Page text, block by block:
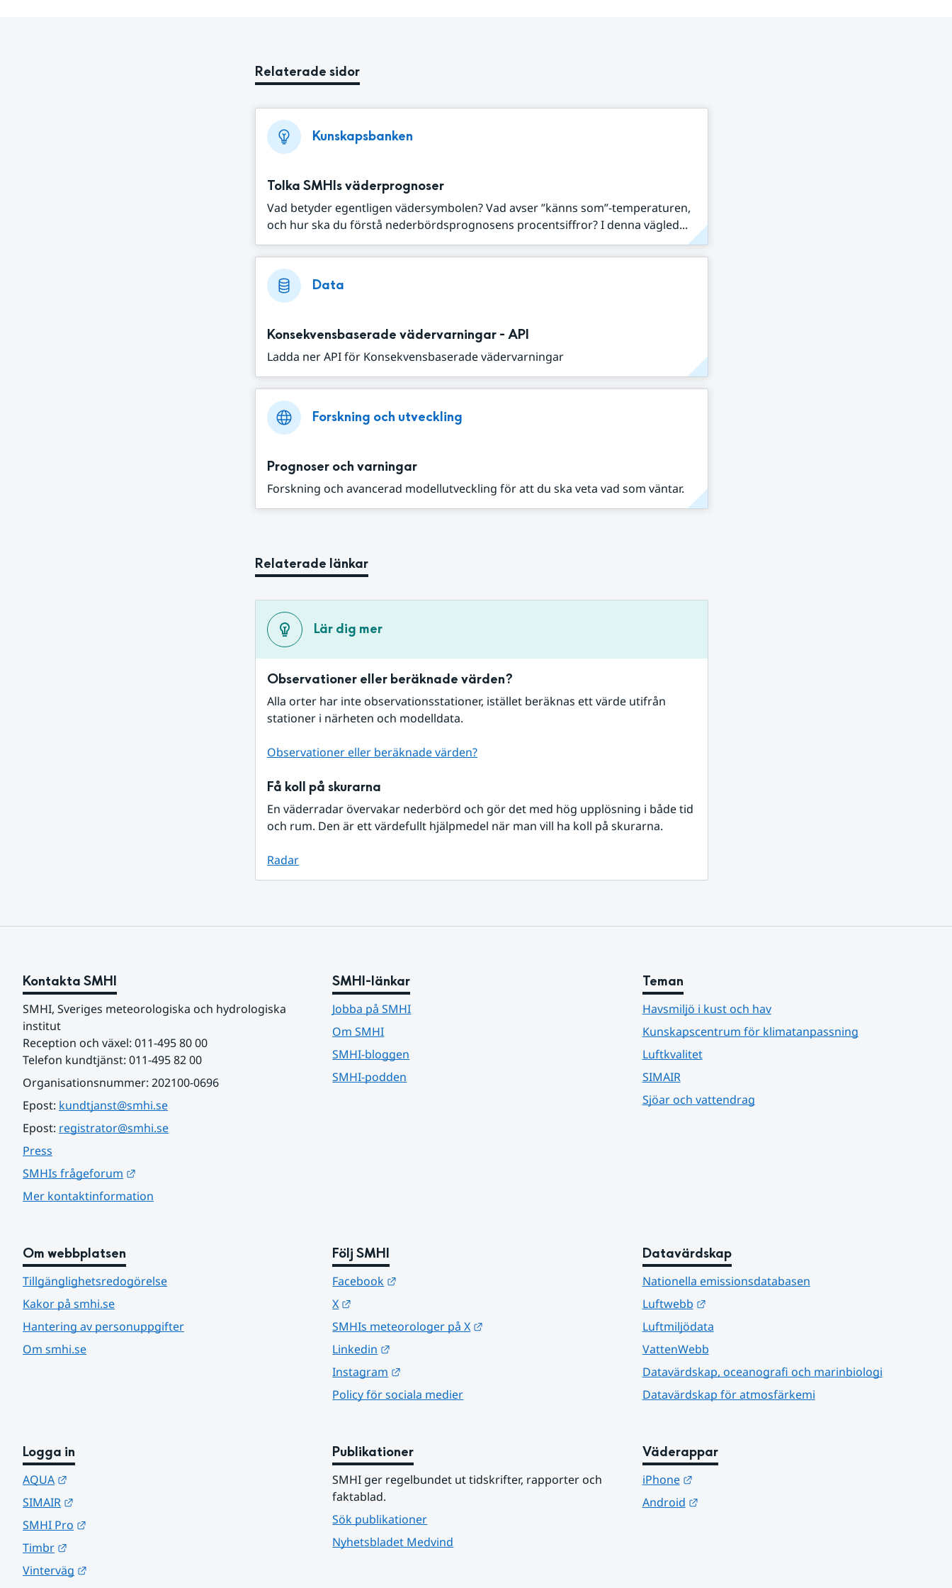
Relaterade sidor
Kunskapsbanken
Tolka SMHIs väderprognoser
Vad betyder egentligen vädersymbolen? Vad avser ”känns som”-temperaturen,
och hur ska du förstå nederbördsprognosens procentsiffror? I denna vägled...
Data
Konsekvensbaserade vädervarningar - API
Ladda ner API för Konsekvensbaserade vädervarningar
Forskning och utveckling
Prognoser och varningar
Forskning och avancerad modellutveckling för att du ska veta vad som väntar.
Relaterade länkar
Lär dig mer
Observationer eller beräknade värden?
Alla orter har inte observationsstationer, istället beräknas ett värde utifrån
stationer i närheten och modelldata.
Observationer eller beräknade värden?
Få koll på skurarna
En väderradar övervakar nederbörd och gör det med hög upplösning i både tid
och rum. Den är ett värdefullt hjälpmedel när man vill ha koll på skurarna.
Radar
Kontakta SMHI
SMHI, Sveriges meteorologiska och hydrologiska
institut
Reception och växel: 011-495 80 00
Telefon kundtjänst: 011-495 82 00
Organisationsnummer: 202100-0696
Epost: kundtjanst@smhi.se
Epost: registrator@smhi.se
Press
SMHIs frågeforum
Mer kontaktinformation
SMHI-länkar
Jobba på SMHI
Om SMHI
SMHI-bloggen
SMHI-podden
Teman
Havsmiljö i kust och hav
Kunskapscentrum för klimatanpassning
Luftkvalitet
SIMAIR
Sjöar och vattendrag
Om webbplatsen
Tillgänglighetsredogörelse
Kakor på smhi.se
Hantering av personuppgifter
Om smhi.se
Följ SMHI
Facebook
X
SMHIs meteorologer på X
Linkedin
Instagram
Policy för sociala medier
Datavärdskap
Nationella emissionsdatabasen
Luftwebb
Länk till annan webbplats.
Luftmiljödata
VattenWebb
Datavärdskap, oceanografi och marinbiologi
Datavärdskap för atmosfärkemi
Logga in
AQUA
SIMAIR
SMHI Pro
Timbr
Vinterväg
Publikationer
SMHI ger regelbundet ut tidskrifter, rapporter och
faktablad.
Sök publikationer
Nyhetsbladet Medvind
Väderappar
iPhone
Länk till annan webbplats.
Android
Länk till annan webbplats.